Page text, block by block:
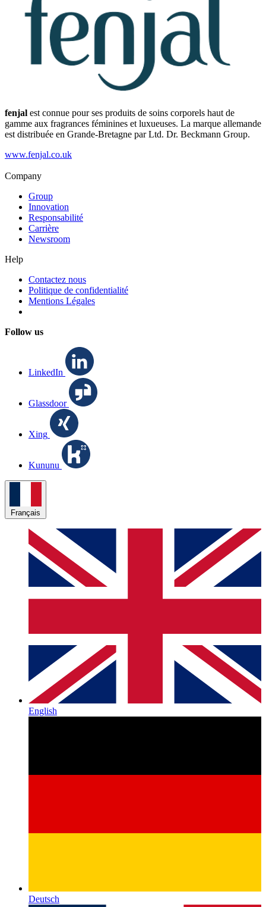
fenjal est connue pour ses produits de soins corporels haut de
gamme aux fragrances féminines et luxueuses. La marque allemande
est distribuée en Grande-Bretagne par Ltd. Dr. Beckmann Group.
www.fenjal.co.uk
Company
Group
Innovation
Responsabilité
Carrière
Newsroom
Help
Contactez nous
Politique de confidentialité
Mentions Légales
Follow us
LinkedIn
Glassdoor
Xing
Kununu
Français
English
Deutsch